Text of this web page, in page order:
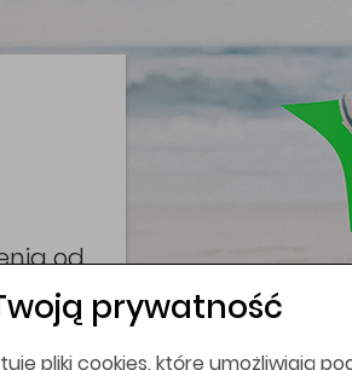
prywatność
pliki cookies, które umożliwiają